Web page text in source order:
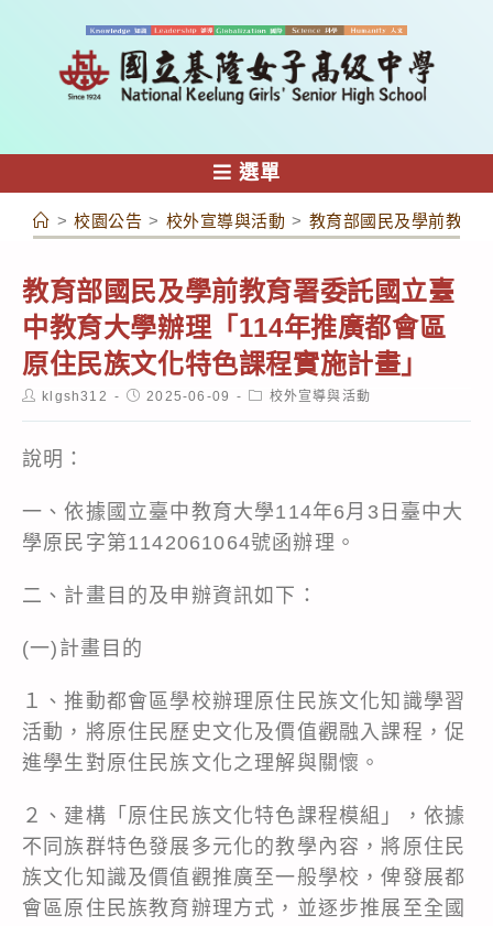
容
選單
> 校園公告 > 校外宣導與活動 > 教育部國民及學前教育
教育部國民及學前教育署委託國立臺
中教育大學辦理「114年推廣都會區
原住民族文化特色課程實施計畫」
Postklgsh312
Post2025-06-09
Post校外宣導與活動
說明：
一、依據國立臺中教育大學114年6月3日臺中大
學原民字第1142061064號函辦理。
二、計畫目的及申辦資訊如下：
(一)計畫目的
１、推動都會區學校辦理原住民族文化知識學習
活動，將原住民歷史文化及價值觀融入課程，促
進學生對原住民族文化之理解與關懷。
２、建構「原住民族文化特色課程模組」，依據
不同族群特色發展多元化的教學內容，將原住民
族文化知識及價值觀推廣至一般學校，俾發展都
會區原住民族教育辦理方式，並逐步推展至全國